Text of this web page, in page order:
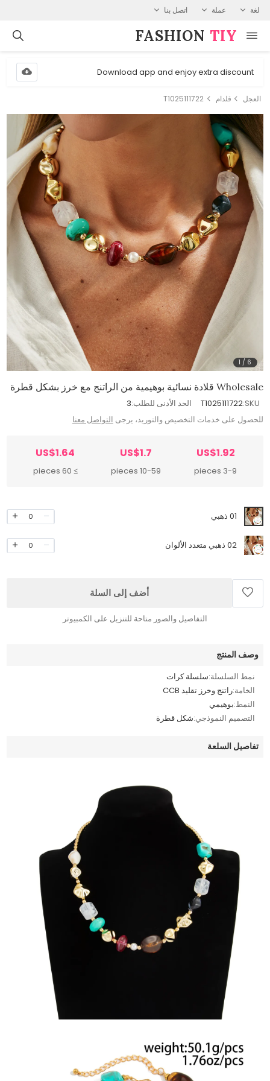
لغة عملة اتصل بنا
FASHION⁠ TIY
Download app and enjoy extra discount
العجل قلدام T1025111722
1 / 6
Wholesale قلادة نسائية بوهيمية من الراتنج مع خرز بشكل قطرة
SKU:
T1025111722 الحد الأدنى للطلب:3
للحصول على خدمات التخصيص والتوريد، يرجى التواصل معنا
US$1.92
3-9 pieces
US$1.7
10-59 pieces
US$1.64
≥ 60 pieces
01 ذهبي 0
02 ذهبي متعدد الألوان 0
أضف إلى السلة
التفاصيل والصور متاحة للتنزيل على الكمبيوتر
وصف المنتج
نمط السلسلة:سلسلة كرات
الخامة:راتنج وخرز تقليد CCB
النمط:بوهيمي
التصميم النموذجي:شكل قطرة
تفاصيل السلعة